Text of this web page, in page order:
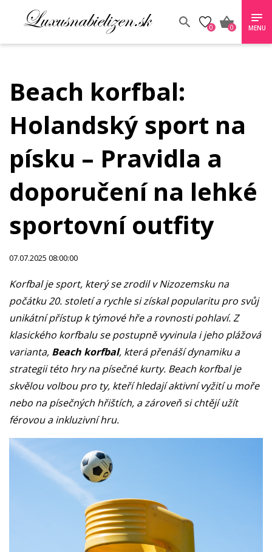
0 0 MENU
Beach korfbal:
Holandský sport na
písku – Pravidla a
doporučení na lehké
sportovní outfity
07.07.2025 08:00:00
Korfbal je sport, který se zrodil v Nizozemsku na
počátku 20. století a rychle si získal popularitu pro svůj
unikátní přístup k týmové hře a rovnosti pohlaví. Z
klasického korfbalu se postupně vyvinula i jeho plážová
varianta, Beach korfbal, která přenáší dynamiku a
strategii této hry na písečné kurty. Beach korfbal je
skvělou volbou pro ty, kteří hledají aktivní vyžití u moře
nebo na písečných hřištích, a zároveň si chtějí užít
férovou a inkluzivní hru.